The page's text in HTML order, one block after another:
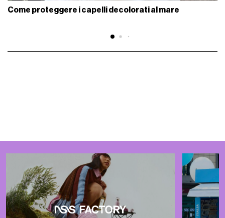
Come proteggere i capelli decolorati al mare